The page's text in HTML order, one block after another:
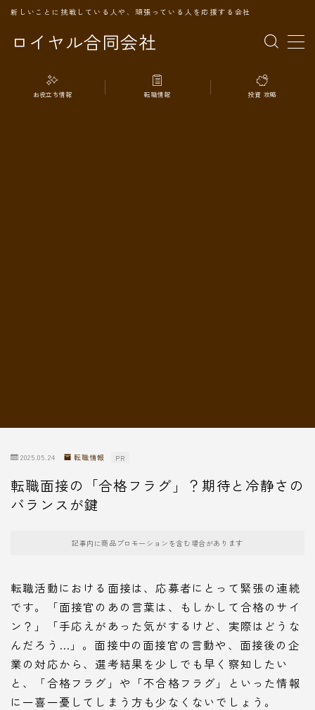
ロイヤル合同会社
新しいことに挑戦している人や、頑張っている人を応援する会社
MENU
TOPページ
お役立ち情報 転職情報 投資 攻略
2025.05.24 転職情報 PR
転職面接の「合格フラグ」？期待と冷静さの
バランスが鍵
記事内に商品プロモーションを含む場合があります
転職活動における面接は、応募者にとって緊張の連続
です。「面接官のあの言葉は、もしかして合格のサイ
ン？」「手応えがあった気がするけど、実際はどうな
んだろう…」。面接中の面接官の言動や、面接後の企
業の対応から、選考結果を少しでも早く察知したい
と、「合格フラグ」や「不合格フラグ」といった情報
に一喜一憂してしまう方も少なくないでしょう。